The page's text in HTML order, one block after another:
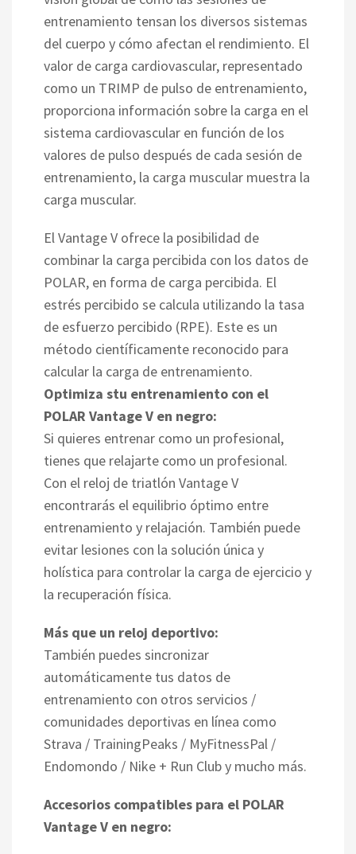
entrenamiento tensan los diversos sistemas
del cuerpo y cómo afectan el rendimiento. El
valor de carga cardiovascular, representado
como un TRIMP de pulso de entrenamiento,
proporciona información sobre la carga en el
sistema cardiovascular en función de los
valores de pulso después de cada sesión de
entrenamiento, la carga muscular muestra la
carga muscular.
El Vantage V ofrece la posibilidad de
combinar la carga percibida con los datos de
POLAR, en forma de carga percibida. El
estrés percibido se calcula utilizando la tasa
de esfuerzo percibido (RPE). Este es un
método científicamente reconocido para
calcular la carga de entrenamiento.
Optimiza stu entrenamiento con el
POLAR Vantage V en negro:
Si quieres entrenar como un profesional,
tienes que relajarte como un profesional.
Con el reloj de triatlón Vantage V
encontrarás el equilibrio óptimo entre
entrenamiento y relajación. También puede
evitar lesiones con la solución única y
holística para controlar la carga de ejercicio y
la recuperación física.
Más que un reloj deportivo:
También puedes sincronizar
automáticamente tus datos de
entrenamiento con otros servicios /
comunidades deportivas en línea como
Strava / TrainingPeaks / MyFitnessPal /
Endomondo / Nike + Run Club y mucho más.
Accesorios compatibles para el POLAR
Vantage V en negro: